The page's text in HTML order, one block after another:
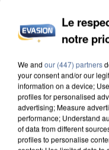
INCENDIES : L’ÎLE-
Le
notre
We and our (447) partners
your consent and/or our
information on a device;
profiles for personalised
advertising; Measure
performance; Understand
of data from different
profiles to personalise